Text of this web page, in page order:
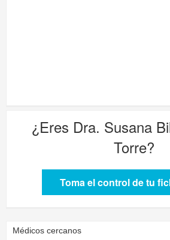
¿Eres Dra. Susana
Torre?
Toma el control de tu
Médicos cercanos